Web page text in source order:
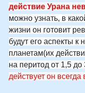
действие Урана
можно узнать, в
жизни он готовит
будут его аспекты к
планетам(их
на перитод от 1,5 до
действует он всегда